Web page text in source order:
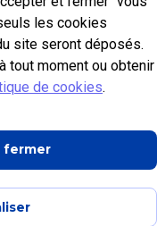
les cookies
site seront déposés.
tout moment ou obtenir
de cookies.
fermer